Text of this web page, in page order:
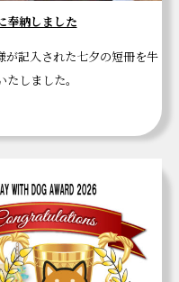
奉納しました
が記入された七夕の短冊を牛
しました。